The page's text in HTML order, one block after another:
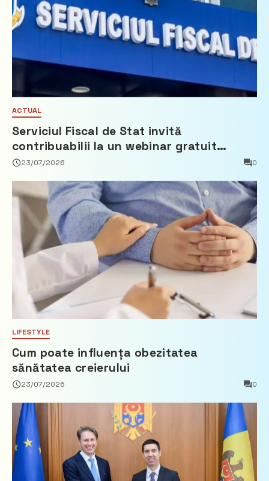
ACTUAL
Serviciul Fiscal de Stat invită
contribuabilii la un webinar gratuit
privind calculul impozitului pe bunurile
23/07/2026 0
LIFESTYLE
Cum poate influența obezitatea
sănătatea creierului
23/07/2026 0